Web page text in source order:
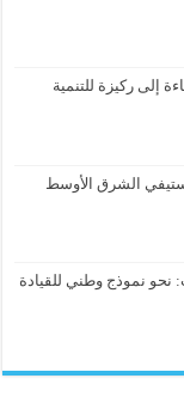
إلى ركيزة للتنمية
ضمن «ستيفي الشرق الأوسط
نحو نموذج وطني للقيادة